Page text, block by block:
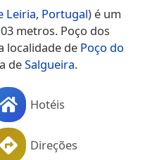
Leiria, Portugal) é um
metros. Poço dos
localidade de Poço do
deSalgueira.
Hotéis
Direções